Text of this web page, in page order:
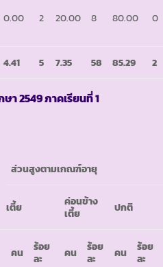
0.00 2 20.00 8 80.00 0
4.41 5 7.35 58 85.29 2
ษา2549 ภาคเรียนที่ 1
ส่วนสูงตามเกณฑ์อายุ
เตี้ย
ค่อนข้าง
เตี้ย
ปกติ
คน
ร้อย
ละ
คน
ร้อย
ละ
คน
ร้อย
ละ